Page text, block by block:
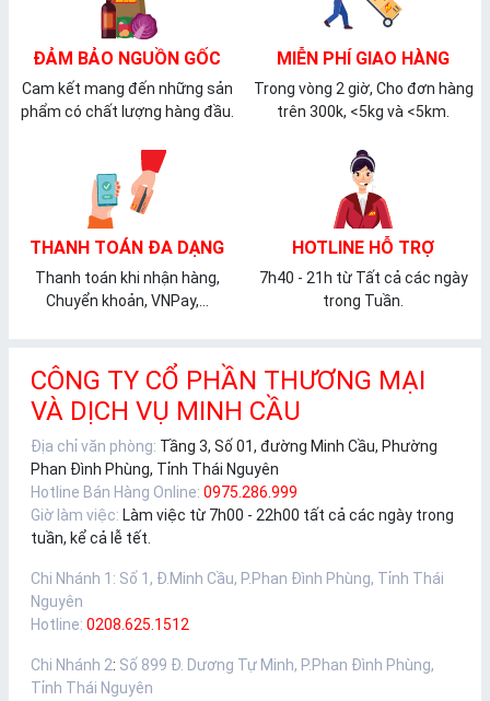
ĐẢM BẢO NGUỒN GỐC
Cam kết mang đến những sản
phẩm có chất lượng hàng đầu.
MIỄN PHÍ GIAO HÀNG
Trong vòng 2 giờ, Cho đơn hàng
trên 300k, <5kg và <5km.
THANH TOÁN ĐA DẠNG
Thanh toán khi nhận hàng,
Chuyển khoản, VNPay,...
HOTLINE HỖ TRỢ
7h40 - 21h từ Tất cả các ngày
trong Tuần.
CÔNG TY CỔ PHẦN THƯƠNG MẠI
VÀ DỊCH VỤ MINH CẦU
Địa chỉ văn phòng: Tầng 3, Số 01, đường Minh Cầu, Phường
Phan Đình Phùng, Tỉnh Thái Nguyên
Hotline Bán Hàng Online: 0975.286.999
Giờ làm việc: Làm việc từ 7h00 - 22h00 tất cả các ngày trong
tuần, kể cả lễ tết.
Chi Nhánh 1 : Số 1, Đ.Minh Cầu, P.Phan Đình Phùng, Tỉnh Thái
Nguyên
Hotline: 0208.625.1512
Chi Nhánh 2: Số 899 Đ. Dương Tự Minh, P.Phan Đình Phùng,
Tỉnh Thái Nguyên